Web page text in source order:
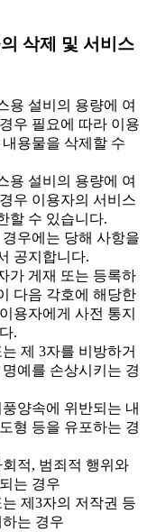
삭제 및 서비스
설비의 용량에 여
우 필요에 따라 이용
용물을 삭제할 수
설비의 용량에 여
우 이용자의 서비스
할 수 있습니다.
우에는 당해 사항을
공지합니다.
가 게재 또는 등록하
다음 각호에 해당한
용자에게 사전 통지
.
제 3자를 비방하거
예를 손상시키는 경
양속에 위반되는 내
형 등을 유포하는 경
적, 범죄적 행위와
는 경우
제3자의 저작권 등
는 경우